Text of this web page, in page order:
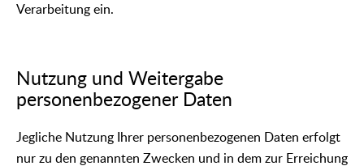
Verarbeitung ein.
Nutzung und Weitergabe
personenbezogener Daten
Jegliche Nutzung Ihrer personenbezogenen Daten erfolgt
nur zu den genannten Zwecken und in dem zur Erreichung